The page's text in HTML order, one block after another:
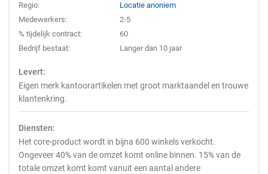
Regio:
Locatie anoniem
Medewerkers:
2-5
% tijdelijk contract:
60
Bedrijf bestaat:
Langer dan 10 jaar
Levert:
Eigen merk kantoorartikelen met groot marktaandel en trouwe
klantenkring.
Diensten:
Het core-product wordt in bijna 600 winkels verkocht.
Ongeveer 40% van de omzet komt online binnen. 15% van de
totale omzet komt komt vanuit een aantal andere